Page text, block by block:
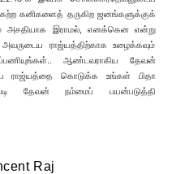
கனிகளைத் தருகிற ஜனங்களுக்குக்
அசதியாக இராமல், எனக்கென என்று
அவருடைய ராஜ்யத்திற்காக உழைக்கவும்
ஆண்டவராகிய தேவன்
ராஜ்யத்தை கொடுக்க உங்கள் பிதா
தேவன் நம்மைப் பயன்படுத்தி
Raj